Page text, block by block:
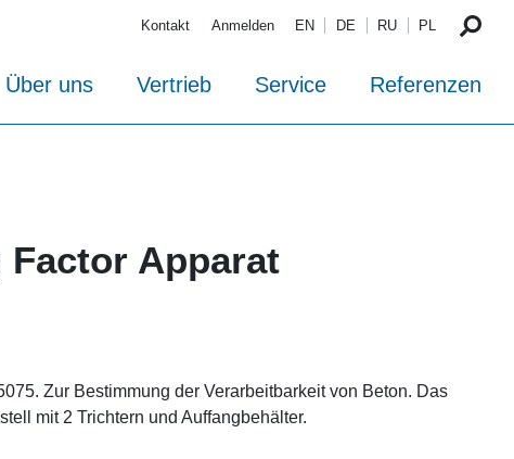
Kontakt Anmelden EN DE RU PL
Über uns Vertrieb Service Referenzen
Apparat
Zur Bestimmung der Verarbeitbarkeit von Beton. Das
mit 2 Trichtern und Auffangbehälter.